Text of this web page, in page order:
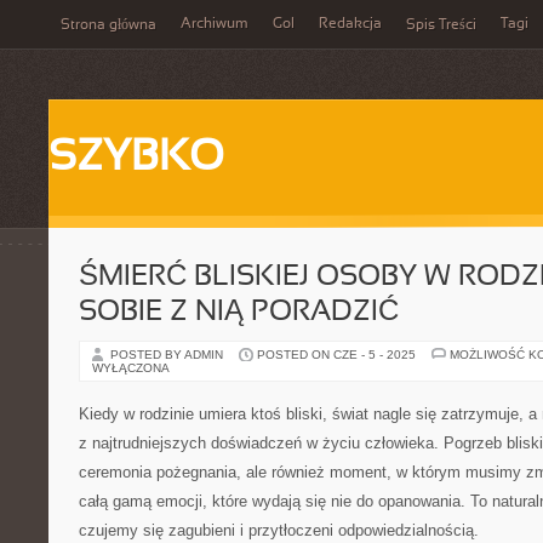
Strona główna Archiwum Gol Redakcja Spis Treści Tagi
SZYBKO
ŚMIERĆ BLISKIEJ OSOBY W
SOBIE Z NIĄ PORADZIĆ
POSTED BY ADMIN POSTED ON CZE - 5 - 2025
MOŻLIWOŚĆ
WYŁĄCZONA
Kiedy w rodzinie umiera ktoś bliski, świat nagle się zatrzymuje,
z najtrudniejszych doświadczeń w życiu człowieka. Pogrzeb
ceremonia pożegnania, ale również moment, w którym musimy
całą gamą emocji, które wydają się nie do opanowania. To
czujemy się zagubieni i przytłoczeni odpowiedzialnością.